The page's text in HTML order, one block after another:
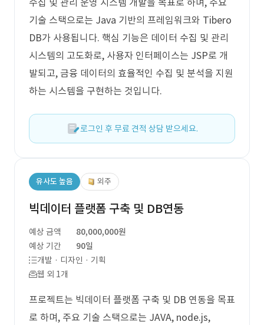
수집 및 관리 운영 시스템 개발을 목표로 하며, 주요
기술 스택으로는 Java 기반의 프레임워크와 Tibero
DB가 사용됩니다. 핵심 기능은 데이터 수집 및 관리
시스템의 고도화로, 사용자 인터페이스는 JSP로 개
발되고, 금융 데이터의 효율적인 수집 및 분석을 지원
하는 시스템을 구현하는 것입니다.
로그인 후 무료 견적 상담 받으세요.
유사도 높음 외주
빅데이터 플랫폼 구축 및 DB연동
예상 금액
80,000,000원
예상 기간
90일
개발 · 디자인 · 기획
웹 외 1개
프로젝트는 빅데이터 플랫폼 구축 및 DB 연동을 목표
로 하며, 주요 기술 스택으로는 JAVA, node.js,